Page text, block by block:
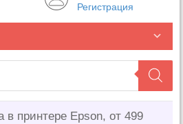
Регистрация
в принтере Epson, от 499